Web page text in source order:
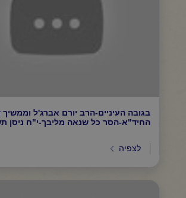
בגובה העיניים-הרב יורם אברג'ל וממשיך
החיד"א-הסר כל שנאה מליבך-י"ח ניסן
לצפיה